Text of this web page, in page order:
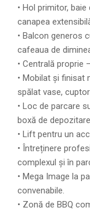
• Hol primitor,
canapea
• Balcon generos
cafeaua de
• Centrală proprie
• Mobilat și finisat
spălat vase,
• Loc de parcare
boxă de
• Lift pentru un
• Întreținere
complexul și în
• Mega Image la
convenabile.
• Zonă de BBQ